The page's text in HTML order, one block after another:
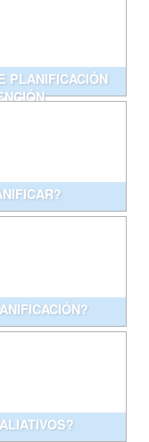
PLANIFICACIÓN